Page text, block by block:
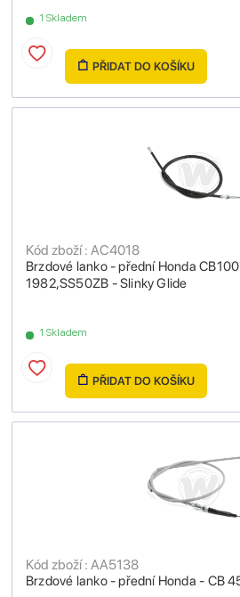
1 Skladem
PŘIDAT DO KOŠÍKU
Brzdové lanko - přední Honda
1982,SS50ZB - Slinky Glide
Kód zboží : AC4018
1 Skladem
PŘIDAT DO KOŠÍKU
Brzdové lanko - přední Honda - CB
Kód zboží : AA5138